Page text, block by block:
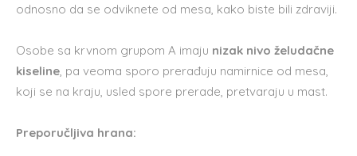
odnosno da se odviknete od mesa, kako biste bili zdraviji.
Osobe sa krvnom grupom A imaju nizak nivo želudačne
kiseline, pa veoma sporo prerađuju namirnice od mesa,
koji se na kraju, usled spore prerade, pretvaraju u mast.
Preporučljiva hrana: